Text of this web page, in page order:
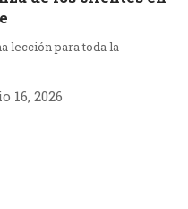
lección para toda la
16, 2026